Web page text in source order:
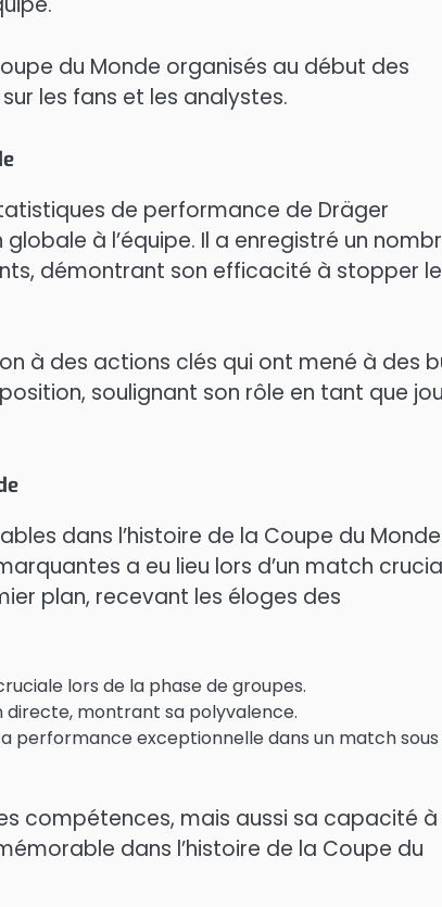
du Monde organisés au début des
les fans et les analystes.
de performance de Dräger
à l’équipe. Il a enregistré un
démontrant son efficacité à stopper
à des actions clés qui ont mené à des
soulignant son rôle en tant que
dans l’histoire de la Coupe du
a eu lieu lors d’un match
plan, recevant les éloges des
lors de la phase de groupes.
directe, montrant sa polyvalence.
performance exceptionnelle dans un match sous
compétences, mais aussi sa capacité à
dans l’histoire de la Coupe du